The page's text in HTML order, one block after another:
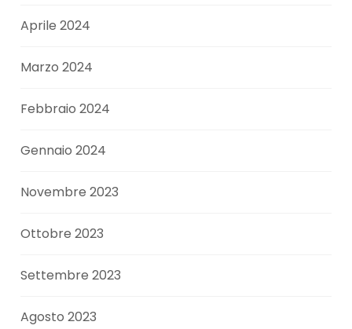
Aprile 2024
Marzo 2024
Febbraio 2024
Gennaio 2024
Novembre 2023
Ottobre 2023
Settembre 2023
Agosto 2023